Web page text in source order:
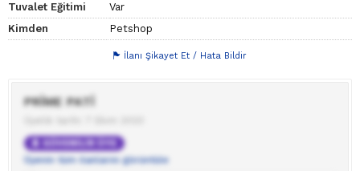
Tuvalet Eğitimi
Var
Kimden
Petshop
İlanı Şikayet Et / Hata Bildir
PRİME PATİ
Üyenin tüm ilanlarını görüntüle